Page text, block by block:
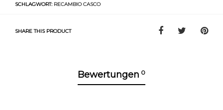
SCHLAGWORT: RECAMBIO CASCO
SHARE THIS PRODUCT
Bewertungen 0